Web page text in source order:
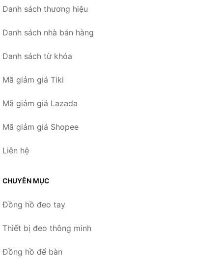
Danh sách thương hiệu
Danh sách nhà bán hàng
Danh sách từ khóa
Mã giảm giá Tiki
Mã giảm giá Lazada
Mã giảm giá Shopee
Liên hệ
CHUYÊN MỤC
Đồng hồ đeo tay
Thiết bị đeo thông minh
Đồng hồ để bàn